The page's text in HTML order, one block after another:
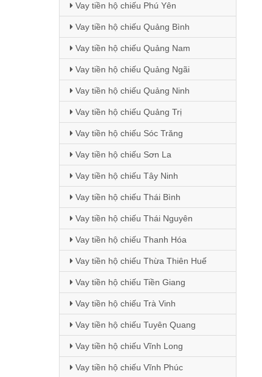
Vay tiền hộ chiếu Phú Yên
Vay tiền hộ chiếu Quảng Bình
Vay tiền hộ chiếu Quảng Nam
Vay tiền hộ chiếu Quảng Ngãi
Vay tiền hộ chiếu Quảng Ninh
Vay tiền hộ chiếu Quảng Trị
Vay tiền hộ chiếu Sóc Trăng
Vay tiền hộ chiếu Sơn La
Vay tiền hộ chiếu Tây Ninh
Vay tiền hộ chiếu Thái Bình
Vay tiền hộ chiếu Thái Nguyên
Vay tiền hộ chiếu Thanh Hóa
Vay tiền hộ chiếu Thừa Thiên Huế
Vay tiền hộ chiếu Tiền Giang
Vay tiền hộ chiếu Trà Vinh
Vay tiền hộ chiếu Tuyên Quang
Vay tiền hộ chiếu Vĩnh Long
Vay tiền hộ chiếu Vĩnh Phúc